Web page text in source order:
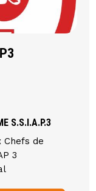
S.S.I.A.P.3
Chefs de
3